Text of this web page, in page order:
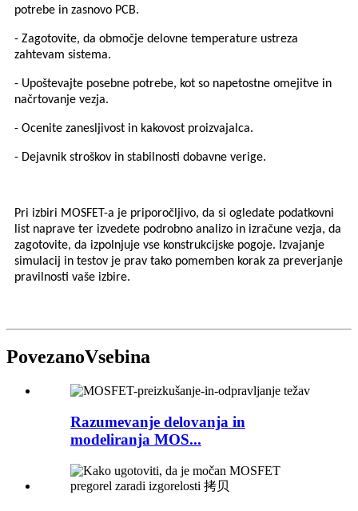
potrebe in zasnovo PCB.
- Zagotovite, da območje delovne temperature ustreza
zahtevam sistema.
- Upoštevajte posebne potrebe, kot so napetostne omejitve in
načrtovanje vezja.
- Ocenite zanesljivost in kakovost proizvajalca.
- Dejavnik stroškov in stabilnosti dobavne verige.
Pri izbiri MOSFET-a je priporočljivo, da si ogledate podatkovni
list naprave ter izvedete podrobno analizo in izračune vezja, da
zagotovite, da izpolnjuje vse konstrukcijske pogoje. Izvajanje
simulacij in testov je prav tako pomemben korak za preverjanje
pravilnosti vaše izbire.
PovezanoVsebina
Razumevanje delovanja in
modeliranja MOS...